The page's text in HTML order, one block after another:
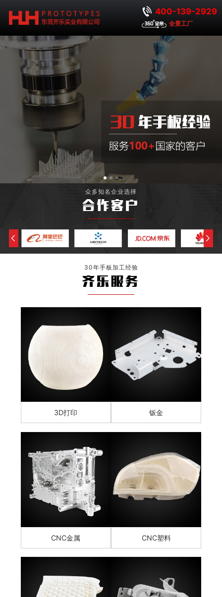
400-139-2929
全景工厂
众多知名企业选择
合作客户
30年手板加工经验
齐乐服务
3D打印 钣金
CNC金属 CNC塑料